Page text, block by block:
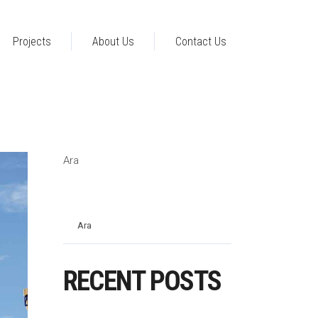
Projects About Us Contact Us
Ara
Ara
RECENT POSTS